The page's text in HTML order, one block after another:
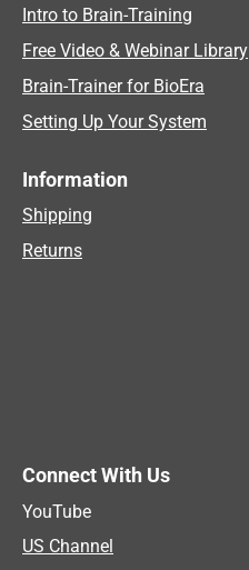
Intro to Brain-Training
Free Video & Webinar Library
Brain-Trainer for BioEra
Setting Up Your System
Information
Shipping
Returns
Connect With Us
YouTube
US Channel